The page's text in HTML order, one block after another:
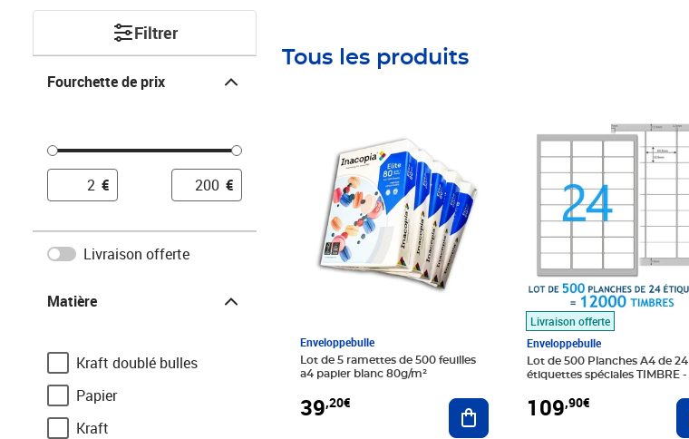
Filtrer
Fourchette de prix
€ €
Livraison offerte
Matière
Kraft doublé bulles
Papier
Kraft
Tous les produits
Enveloppebulle
Lot de 5 ramettes de 500 feuilles
a4 papier blanc 80g/m²
39,20€ Ajouter au panier
Livraison offerte
Enveloppebulle
Lot de 500 Planches A4 de 24
étiquettes spéciales TIMBRE - 6,35
109,90€
Prix 109,90€